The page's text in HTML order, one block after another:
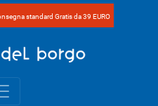
standard Gratis da 39 EURO